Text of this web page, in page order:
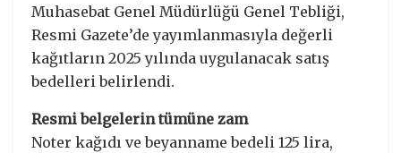
Muhasebat Genel Müdürlüğü Genel Tebliği,
Resmi Gazete’de yayımlanmasıyla değerli
kağıtların 2025 yılında uygulanacak satış
bedelleri belirlendi.
Resmi belgelerin tümüne zam
Noter kağıdı ve beyanname bedeli 125 lira,